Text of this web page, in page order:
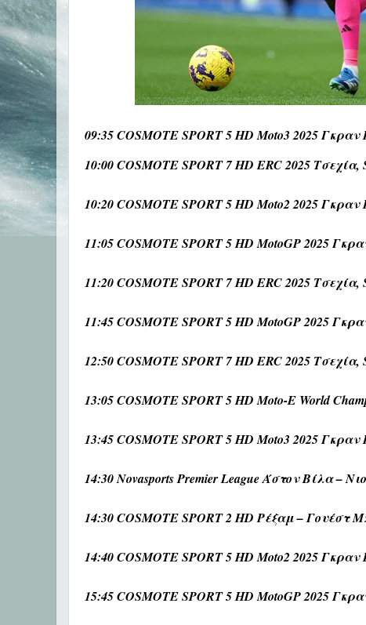
09:35 COSMOTE SPORT 5 HD Moto3 2025
10:00 COSMOTE SPORT 7 HD ERC 2025 Τσεχία,
10:20 COSMOTE SPORT 5 HD Moto2 2025
11:05 COSMOTE SPORT 5 HD MotoGP 2025
11:20 COSMOTE SPORT 7 HD ERC 2025 Τσεχία,
11:45 COSMOTE SPORT 5 HD MotoGP 2025
12:50 COSMOTE SPORT 7 HD ERC 2025 Τσεχία,
13:05 COSMOTE SPORT 5 HD Moto-E World
13:45 COSMOTE SPORT 5 HD Moto3 2025
14:30 Novasports Premier League Άστον Βίλα –
14:30 COSMOTE SPORT 2 HD Ρέξαμ – Γουέστ
14:40 COSMOTE SPORT 5 HD Moto2 2025
15:45 COSMOTE SPORT 5 HD MotoGP 2025